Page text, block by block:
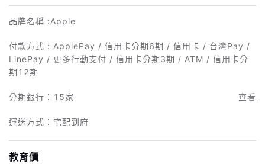
品牌名稱 :Apple
付款方式 : ApplePay / 信用卡分期6期 / 信用卡 / 台灣Pay /
LinePay / 更多行動支付 / 信用卡分期3期 / ATM / 信用卡分
期12期
分期銀行： 15家 查看
運送方式：宅配到府
教育價